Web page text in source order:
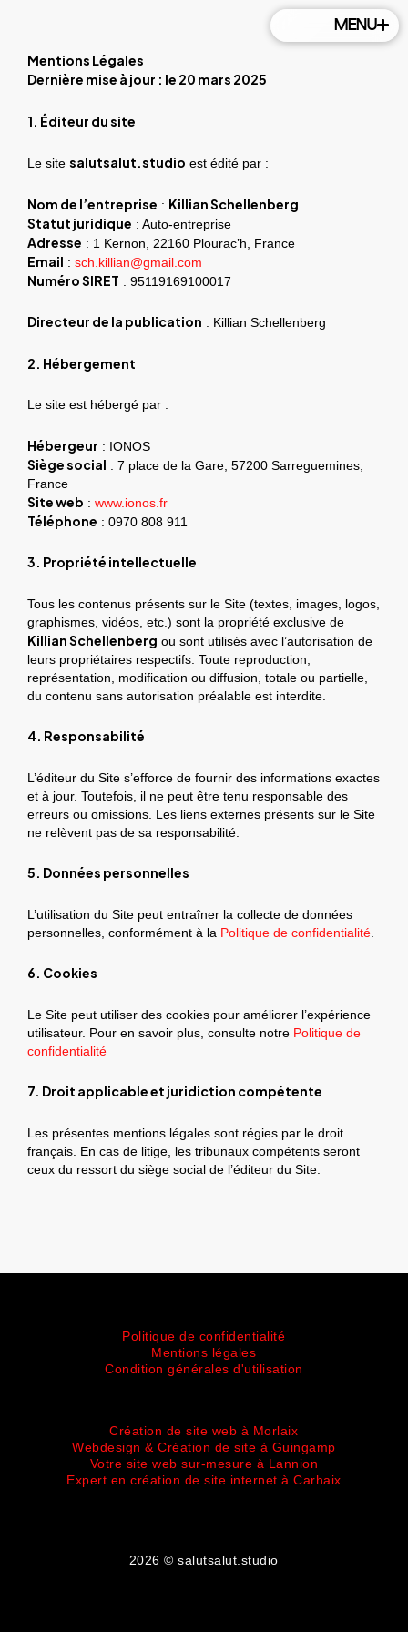
MENU
Mentions Légales
Dernière mise à jour : le 20 mars 2025
1. Éditeur du site
Le site salutsalut.studio est édité par :
Nom de l’entreprise : Killian Schellenberg
Statut juridique : Auto-entreprise
Adresse : 1 Kernon, 22160 Plourac’h, France
Email : sch.killian@gmail.com
Numéro SIRET : 95119169100017
Directeur de la publication : Killian Schellenberg
2. Hébergement
Le site est hébergé par :
Hébergeur : IONOS
Siège social : 7 place de la Gare, 57200 Sarreguemines,
France
Site web : www.ionos.fr
Téléphone : 0970 808 911
3. Propriété intellectuelle
Tous les contenus présents sur le Site (textes, images, logos,
graphismes, vidéos, etc.) sont la propriété exclusive de
Killian Schellenberg ou sont utilisés avec l’autorisation de
leurs propriétaires respectifs. Toute reproduction,
représentation, modification ou diffusion, totale ou partielle,
du contenu sans autorisation préalable est interdite.
4. Responsabilité
L’éditeur du Site s’efforce de fournir des informations exactes
et à jour. Toutefois, il ne peut être tenu responsable des
erreurs ou omissions. Les liens externes présents sur le Site
ne relèvent pas de sa responsabilité.
5. Données personnelles
L’utilisation du Site peut entraîner la collecte de données
personnelles, conformément à la Politique de confidentialité
6. Cookies
Le Site peut utiliser des cookies pour améliorer l’expérience
utilisateur. Pour en savoir plus, consulte notre Politique de
confidentialité
7. Droit applicable et juridiction compétente
Les présentes mentions légales sont régies par le droit
français. En cas de litige, les tribunaux compétents seront
ceux du ressort du siège social de l’éditeur du Site.
Politique de confidentialité
Mentions légales
Condition générales d'utilisation
Création de site web à Morlaix
Webdesign & Création de site à Guingamp
Votre site web sur-mesure à Lannion
Expert en création de site internet à Carhaix
2026 © salutsalut.studio